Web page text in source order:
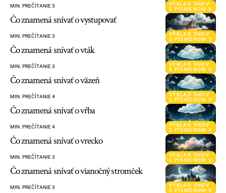
VÝKLAD SNOV
S PÍSMENOM V
MIN. PREČÍTANIE 3
VÝKLAD SNOV
S PÍSMENOM V
Čo znamená snívať o vystupovať
MIN. PREČÍTANIE 3
VÝKLAD SNOV
S PÍSMENOM V
Čo znamená snívať o vták
MIN. PREČÍTANIE 3
VÝKLAD SNOV
S PÍSMENOM V
Čo znamená snívať o väzeň
MIN. PREČÍTANIE 4
VÝKLAD SNOV
S PÍSMENOM V
Čo znamená snívať o vŕba
MIN. PREČÍTANIE 4
VÝKLAD SNOV
S PÍSMENOM V
Čo znamená snívať o vrecko
MIN. PREČÍTANIE 3
VÝKLAD SNOV
S PÍSMENOM V
Čo znamená snívať o vianočný stromček
MIN. PREČÍTANIE 3